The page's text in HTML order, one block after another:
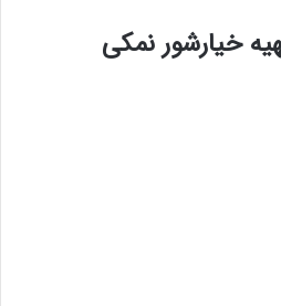
خیارشور نمکی